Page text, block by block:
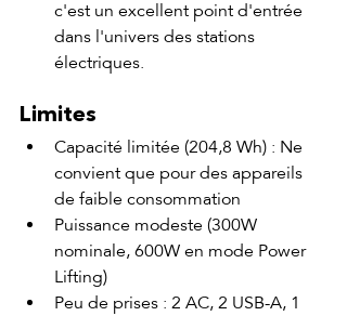
c'est un excellent point d'entrée
dans l'univers des stations
électriques.
Limites
Capacité limitée (204,8 Wh) : Ne
convient que pour des appareils
de faible consommation
Puissance modeste (300W
nominale, 600W en mode Power
Lifting)
Peu de prises : 2 AC, 2 USB-A, 1